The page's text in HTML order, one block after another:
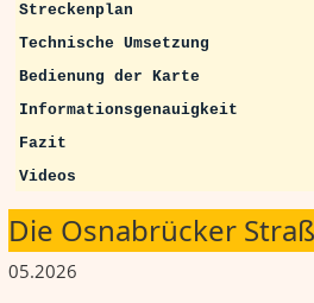
Streckenplan
Technische Umsetzung
Bedienung der Karte
Informationsgenauigkeit
Fazit
Videos
Die Osnabrücker
05.2026